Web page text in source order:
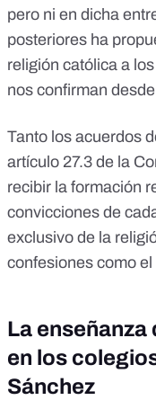
pero ni en dicha
posteriores ha
religión católica a
nos confirman
Tanto los acuerdos
artículo 27.3 de la
recibir la formación
convicciones de
exclusivo de la
confesiones como
La
en los
Sánchez